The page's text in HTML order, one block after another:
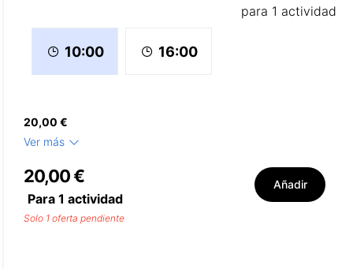
para 1 actividad
10:00 16:00
20,00 €
Ver más
20,00 €
Para 1 actividad
Añadir
Solo 1 oferta pendiente